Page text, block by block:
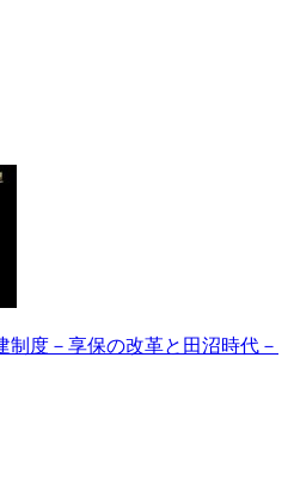
制度－享保の改革と田沼時代－